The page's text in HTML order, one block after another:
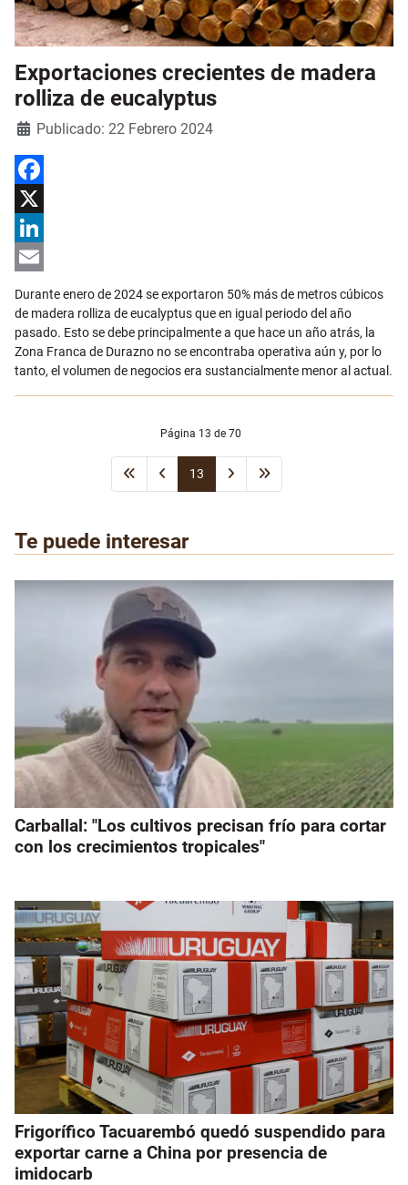
Exportaciones crecientes de madera
rolliza de eucalyptus
Detalles
Publicado: 22 Febrero 2024
Facebook
X
LinkedIn
Durante enero de 2024 se exportaron 50% más de metros cúbicos
de madera rolliza de eucalyptus que en igual periodo del año
pasado. Esto se debe principalmente a que hace un año atrás, la
Zona Franca de Durazno no se encontraba operativa aún y, por lo
tanto, el volumen de negocios era sustancialmente menor al actual.
Página 13 de 70
13
Te puede interesar
Carballal: "Los cultivos precisan frío para cortar
con los crecimientos tropicales"
Frigorífico Tacuarembó quedó suspendido para
exportar carne a China por presencia de
imidocarb